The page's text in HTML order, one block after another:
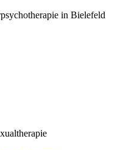
in Bielefeld